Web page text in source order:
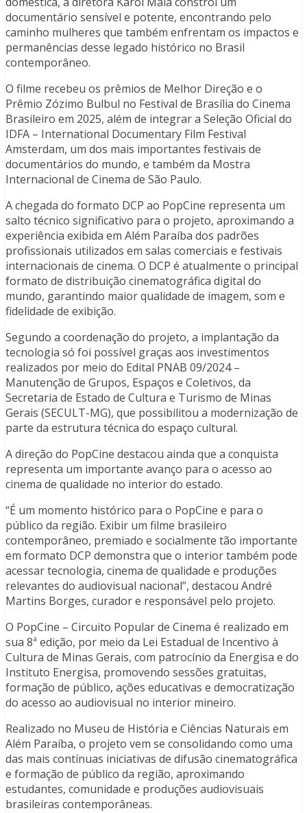
documentário sensível e potente, encontrando pelo
caminho mulheres que também enfrentam os impactos e
permanências desse legado histórico no Brasil
contemporâneo.
O filme recebeu os prêmios de Melhor Direção e o
Prêmio Zózimo Bulbul no Festival de Brasília do Cinema
Brasileiro em 2025, além de integrar a Seleção Oficial do
IDFA – International Documentary Film Festival
Amsterdam, um dos mais importantes festivais de
documentários do mundo, e também da Mostra
Internacional de Cinema de São Paulo.
A chegada do formato DCP ao PopCine representa um
salto técnico significativo para o projeto, aproximando a
experiência exibida em Além Paraíba dos padrões
profissionais utilizados em salas comerciais e festivais
internacionais de cinema. O DCP é atualmente o principal
formato de distribuição cinematográfica digital do
mundo, garantindo maior qualidade de imagem, som e
fidelidade de exibição.
Segundo a coordenação do projeto, a implantação da
tecnologia só foi possível graças aos investimentos
realizados por meio do Edital PNAB 09/2024 –
Manutenção de Grupos, Espaços e Coletivos, da
Secretaria de Estado de Cultura e Turismo de Minas
Gerais (SECULT-MG), que possibilitou a modernização de
parte da estrutura técnica do espaço cultural.
A direção do PopCine destacou ainda que a conquista
representa um importante avanço para o acesso ao
cinema de qualidade no interior do estado.
“É um momento histórico para o PopCine e para o
público da região. Exibir um filme brasileiro
contemporâneo, premiado e socialmente tão importante
em formato DCP demonstra que o interior também pode
acessar tecnologia, cinema de qualidade e produções
relevantes do audiovisual nacional”, destacou André
Martins Borges, curador e responsável pelo projeto.
O PopCine – Circuito Popular de Cinema é realizado em
sua 8ª edição, por meio da Lei Estadual de Incentivo à
Cultura de Minas Gerais, com patrocínio da Energisa e do
Instituto Energisa, promovendo sessões gratuitas,
formação de público, ações educativas e democratização
do acesso ao audiovisual no interior mineiro.
Realizado no Museu de História e Ciências Naturais em
Além Paraíba, o projeto vem se consolidando como uma
das mais contínuas iniciativas de difusão cinematográfica
e formação de público da região, aproximando
estudantes, comunidade e produções audiovisuais
brasileiras contemporâneas.